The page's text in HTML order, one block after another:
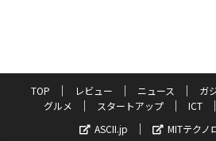
TOP レビュー ニュース ガ
グルメ
スタートアップ ICT
ASCII.jp
MITテクノ